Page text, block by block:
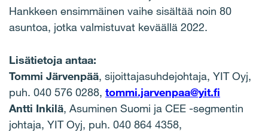
Hankkeen ensimmäinen vaihe sisältää noin 80
asuntoa, jotka valmistuvat keväällä 2022.
Lisätietoja antaa:
Tommi Järvenpää, sijoittajasuhdejohtaja, YIT Oyj,
puh. 040 576 0288, tommi.jarvenpaa@yit.fi
Antti Inkilä, Asuminen Suomi ja CEE -segmentin
johtaja, YIT Oyj, puh. 040 864 4358,